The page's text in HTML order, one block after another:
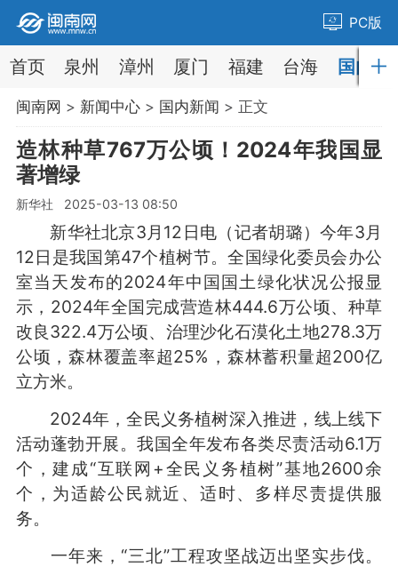
PC版
首页 泉州 漳州 厦门 福建 台海 国内
闽南网 > 新闻中心> 国内新闻 > 正文
造林种草767万公顷！2024年我国显
著增绿
新华社 2025-03-13 08:50
新华社北京3月12日电（记者胡璐）今年3月
12日是我国第47个植树节。全国绿化委员会办公
室当天发布的2024年中国国土绿化状况公报显
示，2024年全国完成营造林444.6万公顷、种草
改良322.4万公顷、治理沙化石漠化土地278.3万
公顷，森林覆盖率超25%，森林蓄积量超200亿
立方米。
2024年，全民义务植树深入推进，线上线下
活动蓬勃开展。我国全年发布各类尽责活动6.1万
个，建成“互联网+全民义务植树”基地2600余
个，为适龄公民就近、适时、多样尽责提供服
务。
一年来，“三北”工程攻坚战迈出坚实步伐。